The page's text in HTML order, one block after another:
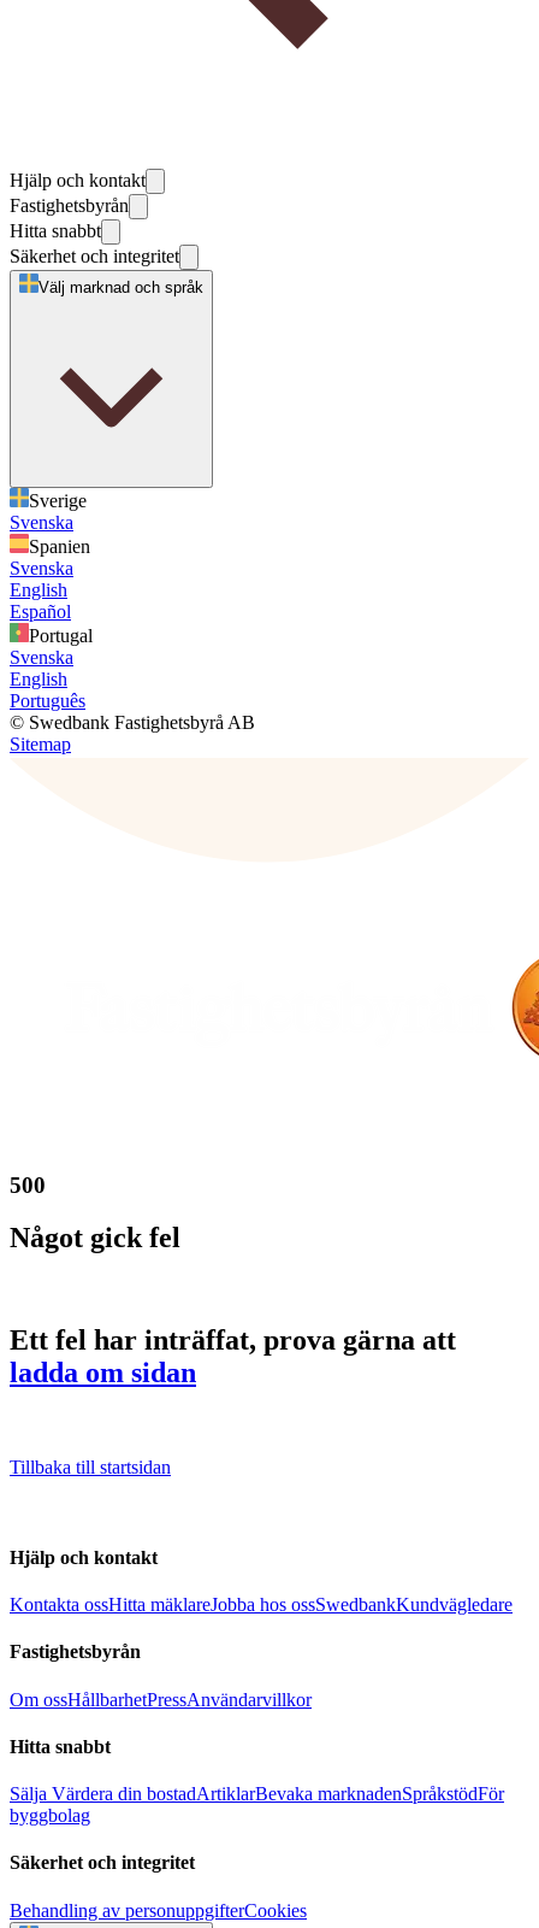
Hjälp och kontakt
Fastighetsbyrån
Hitta snabbt
Säkerhet och integritet
Välj marknad och språk
Sverige
Svenska
Spanien
Svenska
English
Español
Portugal
Svenska
English
Português
© Swedbank Fastighetsbyrå AB
Sitemap
500
Något gick fel
Ett fel har inträffat, prova gärna att
ladda om sidan
Tillbaka till startsidan
Hjälp och kontakt
Kontakta ossHitta mäklareJobba hos ossSwedbankKundvägledare
Fastighetsbyrån
Om ossHållbarhetPressAnvändarvillkor
Hitta snabbt
Sälja Värdera din bostadArtiklarBevaka marknadenSpråkstödFör
byggbolag
Säkerhet och integritet
Behandling av personuppgifterCookies